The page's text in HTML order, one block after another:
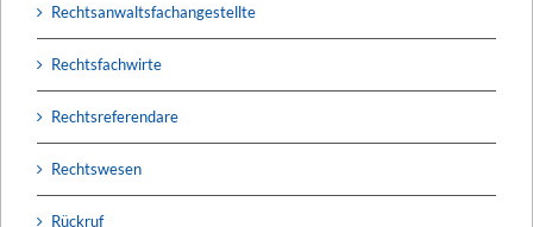
Rechtsanwaltsfachangestellte
Rechtsfachwirte
Rechtsreferendare
Rechtswesen
Rückruf